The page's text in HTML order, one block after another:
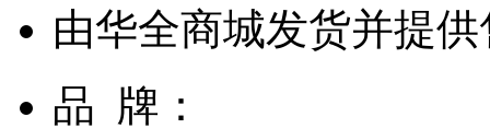
由华全商城发货并提
品 牌：